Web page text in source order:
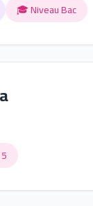
🎓 Niveau Bac